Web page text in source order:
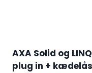
AXA Solid og
plug in +